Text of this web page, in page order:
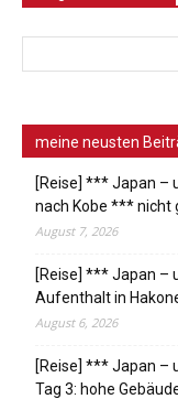
meine neusten
[Reise] *** Japan –
nach Kobe *** nicht
August 7, 2026
[Reise] *** Japan –
Aufenthalt in
August 6, 2026
[Reise] *** Japan –
Tag 3: hohe